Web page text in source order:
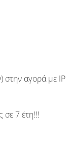
) στην αγορά με IP
σε 7 έτη!!!